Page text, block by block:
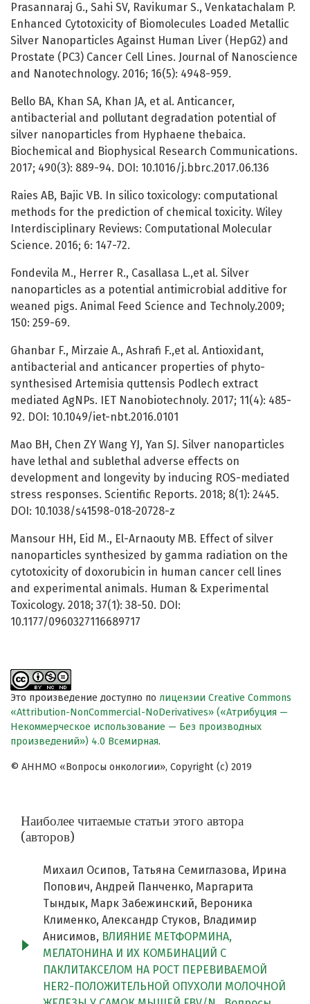
Prasannaraj G., Sahi SV, Ravikumar S., Venkatachalam P.
Enhanced Cytotoxicity of Biomolecules Loaded Metallic
Silver Nanoparticles Against Human Liver (HepG2) and
Prostate (PC3) Cancer Cell Lines. Journal of Nanoscience
and Nanotechnology. 2016; 16(5): 4948-959.
Bello BA, Khan SA, Khan JA, et al. Anticancer,
antibacterial and pollutant degradation potential of
silver nanoparticles from Hyphaene thebaica.
Biochemical and Biophysical Research Communications.
2017; 490(3): 889-94. DOI: 10.1016/j.bbrc.2017.06.136
Raies AB, Bajic VB. In silico toxicology: computational
methods for the prediction of chemical toxicity. Wiley
Interdisciplinary Reviews: Computational Molecular
Science. 2016; 6: 147-72.
Fondevila M., Herrer R., Casallasa L.,et al. Silver
nanoparticles as a potential antimicrobial additive for
weaned pigs. Animal Feed Science and Technoly.2009;
150: 259-69.
Ghanbar F., Mirzaie A., Ashrafi F.,et al. Antioxidant,
antibacterial and anticancer properties of phyto-
synthesised Artemisia quttensis Podlech extract
mediated AgNPs. IET Nanobiotechnoly. 2017; 11(4): 485-
92. DOI: 10.1049/iet-nbt.2016.0101
Mao BH, Chen ZY Wang YJ, Yan SJ. Silver nanoparticles
have lethal and sublethal adverse effects on
development and longevity by inducing ROS-mediated
stress responses. Scientific Reports. 2018; 8(1): 2445.
DOI: 10.1038/s41598-018-20728-z
Mansour HH, Eid M., El-Arnaouty MB. Effect of silver
nanoparticles synthesized by gamma radiation on the
cytotoxicity of doxorubicin in human cancer cell lines
and experimental animals. Human & Experimental
Toxicology. 2018; 37(1): 38-50. DOI:
10.1177/0960327116689717
Это произведение доступно по лицензии Creative Commons
«Attribution-NonCommercial-NoDerivatives» («Атрибуция —
Некоммерческое использование — Без производных
произведений») 4.0 Всемирная.
© АННМО «Вопросы онкологии», Copyright (c) 2019
Наиболее читаемые статьи этого автора
(авторов)
Михаил Осипов, Татьяна Семиглазова, Ирина
Попович, Андрей Панченко, Маргарита
Тындык, Марк Забежинский, Вероника
Клименко, Александр Стуков, Владимир
Анисимов, ВЛИЯНИЕ МЕТФОРМИНА,
МЕЛАТОНИНА И ИХ КОМБИНАЦИЙ С
ПАКЛИТАКСЕЛОМ НА РОСТ ПЕРЕВИВАЕМОЙ
HER2-ПОЛОЖИТЕЛЬНОЙ ОПУХОЛИ МОЛОЧНОЙ